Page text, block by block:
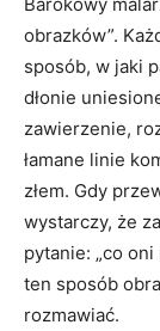
obrazków”.
sposób, w jaki
dłonie
zawierzenie,
łamane linie
złem. Gdy
wystarczy, że
pytanie: „co oni
ten sposób
rozmawiać.